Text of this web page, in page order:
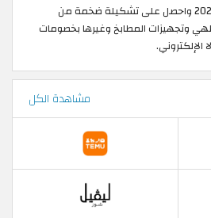
استخدم كود خصم تافولا 2026 واحصل على تشكيلة ضخمة من
وتجهيزات المطابخ وغيرها بخصومات
مشاهدة الكل